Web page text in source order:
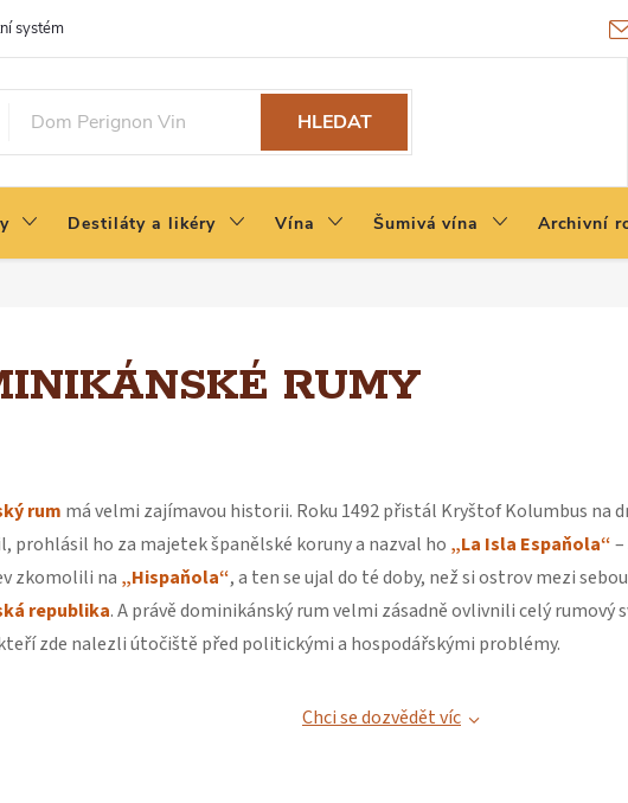
systém
HLEDAT
Destiláty a likéry Vína Šumivá vína Archivní
RUMY
rum má velmi zajímavou historii. Roku 1492 přistál Kryštof Kolumbus na
prohlásil ho za majetek španělské koruny a nazval ho „La Isla Espaňola“
zkomolili na „Hispaňola“, a ten se ujal do té doby, než si ostrov mezi
republika. A právě dominikánský rum velmi zásadně ovlivnili celý rumový
zde nalezli útočiště před politickými a hospodářskými problémy.
Chci se dozvědět víc